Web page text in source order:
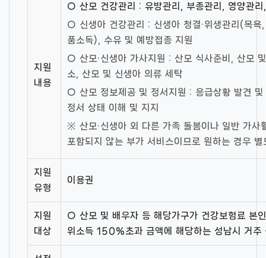
지원
내용
○ 산모 건강관리 : 유방관리, 부종관리, 영양관
○ 신생아 건강관리 : 신생아 청결·위생관리(목욕
품소독), 수유 및 예방접종 지원
○ 산모·신생아 가사지원 : 산모 식사준비, 산모
소, 산모 및 신생아 의류 세탁
○ 산모 정보제공 및 정서지원 : 응급상황 발견
정서 상태 이해 및 지지
※ 산모·신생아 외 다른 가족 돌봄이나 일반 가사
포함되지 않는 부가 서비스이므로 원하는 경우
지원
유형
이용권
지원
대상
○ 산모 및 배우자 등 해당가구가 건강보험료 본
위소득 150%초과 금액에 해당하는 성남시 거주